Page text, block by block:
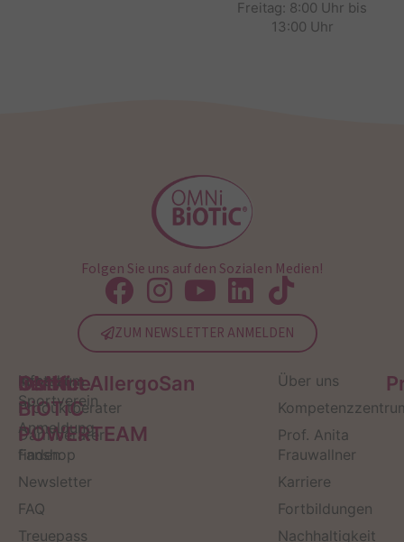
Freitag: 8:00 Uhr bis
13:00 Uhr
Folgen Sie uns auf den Sozialen Medien!
ZUM NEWSLETTER ANMELDEN
Service
Kontakt
Produktberater
Darmberater
finden
Newsletter
FAQ
Treuepass
OMNi-
BiOTiC
POWERTEAM
Infos zum
Sportverein
Anmeldung
Fanshop
Institut AllergoSan
Über uns
Prof. Anita
Frauwallner
Karriere
Fortbildungen
Nachhaltigkeit